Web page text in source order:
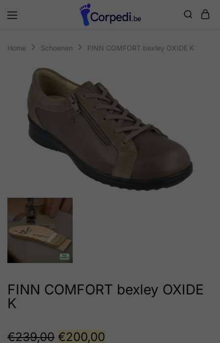
Home Schoenen FINN COMFORT bexley OXIDE K
FINN COMFORT bexley OXIDE
K
€239,00 €200,00